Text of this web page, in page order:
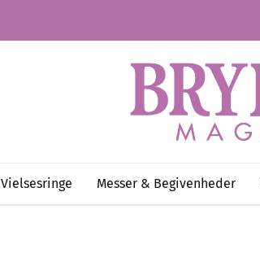
Vielsesringe Messer & Begivenheder